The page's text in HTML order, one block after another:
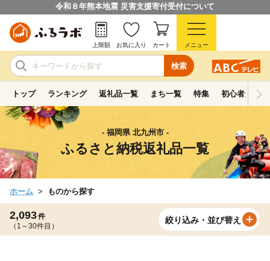
令和８年熊本地震 災害支援寄付受付について
検索
上限額 お気に入り カート メニュー
トップ ランキング 返礼品一覧 まち一覧 特集 初心者ガイド
- 福岡県 北九州市 -
ふるさと納税返礼品一覧
ホーム ものから探す
2,093件
（1～30件目）
絞り込み・並び替え